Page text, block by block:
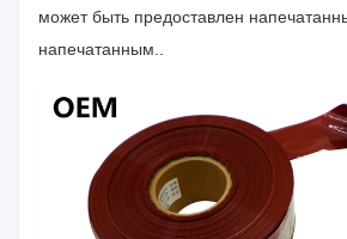
может быть предоставлен
напечатанным..